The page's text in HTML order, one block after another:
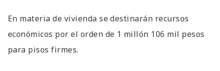
En materia de vivienda se destinarán recursos
económicos por el orden de 1 millón 106 mil pesos
para pisos firmes.